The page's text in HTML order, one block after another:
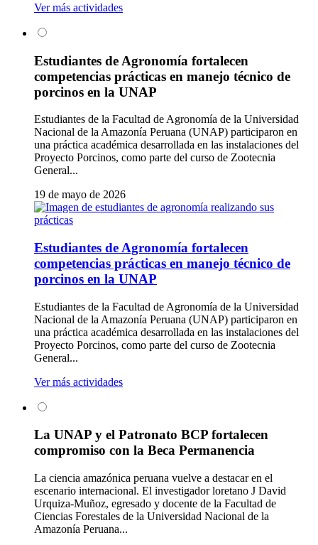
Ver más actividades
Estudiantes de Agronomía fortalecen
competencias prácticas en manejo técnico de
porcinos en la UNAP
Estudiantes de la Facultad de Agronomía de la Universidad
Nacional de la Amazonía Peruana (UNAP) participaron en
una práctica académica desarrollada en las instalaciones del
Proyecto Porcinos, como parte del curso de Zootecnia
General...
19 de mayo de 2026
Estudiantes de Agronomía fortalecen
competencias prácticas en manejo técnico de
porcinos en la UNAP
Estudiantes de la Facultad de Agronomía de la Universidad
Nacional de la Amazonía Peruana (UNAP) participaron en
una práctica académica desarrollada en las instalaciones del
Proyecto Porcinos, como parte del curso de Zootecnia
General...
Ver más actividades
La UNAP y el Patronato BCP fortalecen
compromiso con la Beca Permanencia
La ciencia amazónica peruana vuelve a destacar en el
escenario internacional. El investigador loretano J David
Urquiza-Muñoz, egresado y docente de la Facultad de
Ciencias Forestales de la Universidad Nacional de la
Amazonía Peruana...